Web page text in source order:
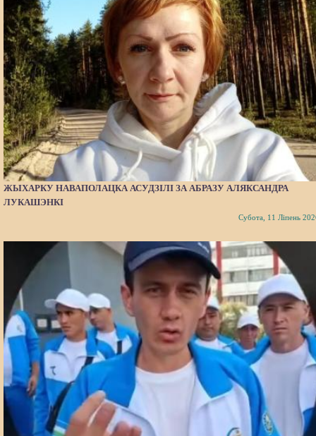
ЖЫХАРКУ НАВАПОЛАЦКА АСУДЗІЛІ ЗА АБРАЗУ АЛЯКСАНДРА
ЛУКАШЭНКІ
Субота, 11 Ліпень